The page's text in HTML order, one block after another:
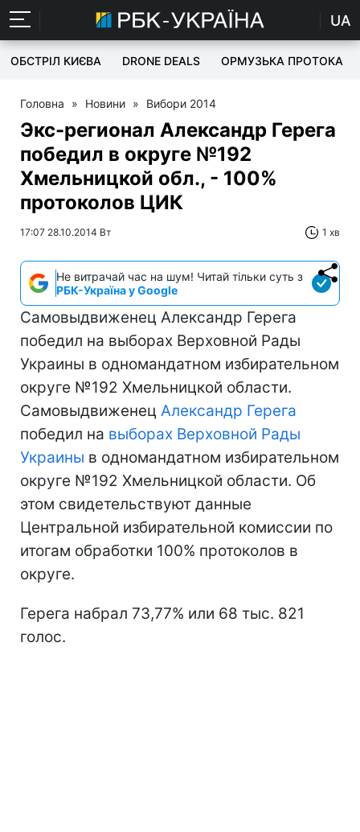
UA
ОБСТРІЛ КИЄВА DRONE DEALS ОРМУЗЬКА ПРОТОКА
Головна » Новини » Вибори 2014
Экс-регионал Александр Герега
победил в округе №192
Хмельницкой обл., - 100%
протоколов ЦИК
17:07 28.10.2014 Вт 1 хв
Не витрачай час на шум! Читай тільки суть з
РБК-Україна у Google
Самовыдвиженец Александр Герега
победил на выборах Верховной Рады
Украины в одномандатном избирательном
округе №192 Хмельницкой области.
Самовыдвиженец Александр Герега
победил на выборах Верховной Рады
Украины в одномандатном избирательном
округе №192 Хмельницкой области. Об
этом свидетельствуют данные
Центральной избирательной комиссии по
итогам обработки 100% протоколов в
округе.
Герега набрал 73,77% или 68 тыс. 821
голос.